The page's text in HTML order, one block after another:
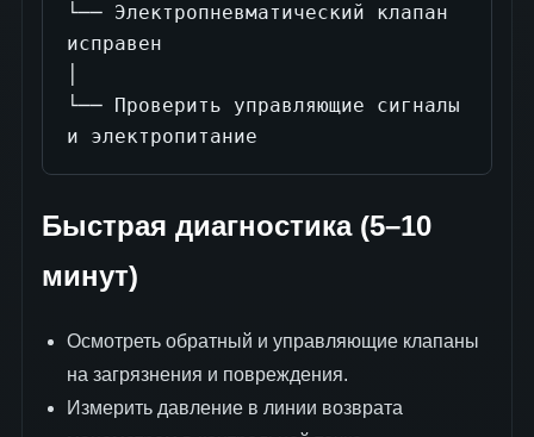
└── Электропневматический клапан
исправен
└── Проверить управляющие сигналы
и электропитание
Быстрая диагностика (5–10
минут)
Осмотреть обратный и управляющие клапаны
на загрязнения и повреждения.
Измерить давление в линии возврата